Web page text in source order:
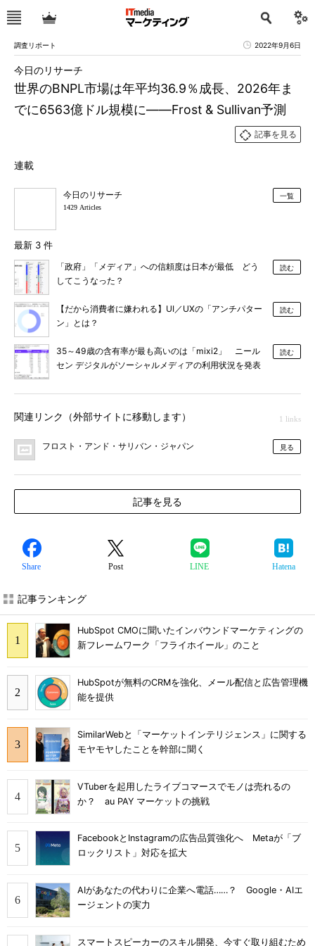
調査リポート 2022年9月6日
世界のBNPL市場は年平均36.9％成長、2026年ま
でに6563億ドル規模に――Frost & Sullivan予測
今日のリサーチ
記事を見る
連載
今日のリサーチ
1429 Articles
一覧
最新 3 件
「政府」「メディア」への信頼度は日本が最低 どう
してこうなった？
読む
【だから消費者に嫌われる】UI／UXの「アンチパター
ン」とは？
読む
35～49歳の含有率が最も高いのは「mixi2」 ニール
セン デジタルがソーシャルメディアの利用状況を発表
読む
関連リンク（外部サイトに移動します） 1 links
フロスト・アンド・サリバン・ジャパン 見る
記事を見る
Share Post LINE Hatena
記事ランキング
HubSpot CMOに聞いたインバウンドマーケティングの
新フレームワーク「フライホイール」のこと
HubSpotが無料のCRMを強化、メール配信と広告管理機
能を提供
SimilarWebと「マーケットインテリジェンス」に関する
モヤモヤしたことを幹部に聞く
VTuberを起用したライブコマースでモノは売れるの
か？ au PAY マーケットの挑戦
FacebookとInstagramの広告品質強化へ Metaが「ブ
ロックリスト」対応を拡大
AIがあなたの代わりに企業へ電話……？ Google・AIエ
ージェントの実力
スマートスピーカーのスキル開発、今すぐ取り組むため